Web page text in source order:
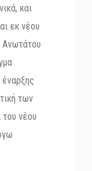
και
εκ νέου
Ανωτάτου
των
νέου